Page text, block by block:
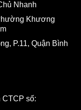
Nhanh
Khương
P.11, Quận Bình
CTCP số: